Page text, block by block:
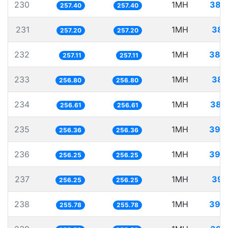
230 257.40 257.40 1MH
231 257.20 257.20 1MH
232 257.11 257.11 1MH
233 256.80 256.80 1MH
234 256.61 256.61 1MH
235 256.36 256.36 1MH
236 256.25 256.25 1MH
237 256.25 256.25 1MH
238 255.78 255.78 1MH